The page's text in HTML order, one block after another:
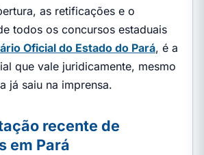
as retificações e o
todos os concursos estaduais
Oficial do Estado do Pará, é a
que vale juridicamente, mesmo
já saiu na imprensa.
recente de
em Pará